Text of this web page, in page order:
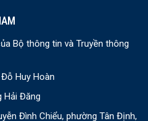
Bộ thông tin và Truyền thông
Huy Hoàn
Hải Đăng
Đình Chiểu, phường Tân Định,